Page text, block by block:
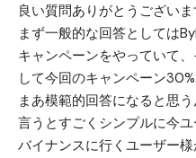
良い質問ありがとうございま
まず一般的な回答としては
キャンペーンをやっていて
して今回のキャンペーン
まあ模範的回答になると思
言うとすごくシンプルに今
バイナンスに行くユーザー